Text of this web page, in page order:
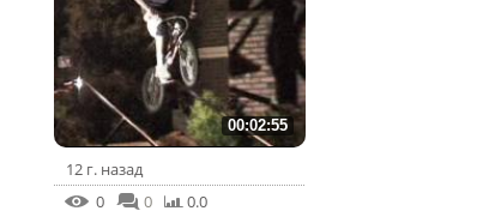
00:02:55
12 г. назад
0
0 0.0